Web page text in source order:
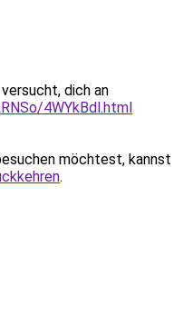
dich an
4WYkBdl.html
möchtest, kannst
.